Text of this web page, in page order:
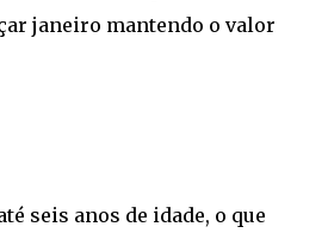
janeiro mantendo o valor
seis anos de idade, o que